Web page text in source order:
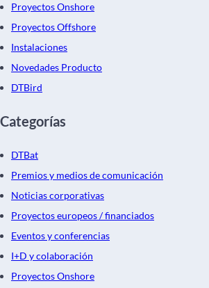
Proyectos Onshore
Proyectos Offshore
Instalaciones
Novedades Producto
DTBird
Categorías
DTBat
Premios y medios de comunicación
Noticias corporativas
Proyectos europeos / financiados
Eventos y conferencias
I+D y colaboración
Proyectos Onshore